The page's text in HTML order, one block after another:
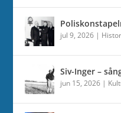
jul 9, 2026 |
Siv-Inger –
jun 15, 2026 |